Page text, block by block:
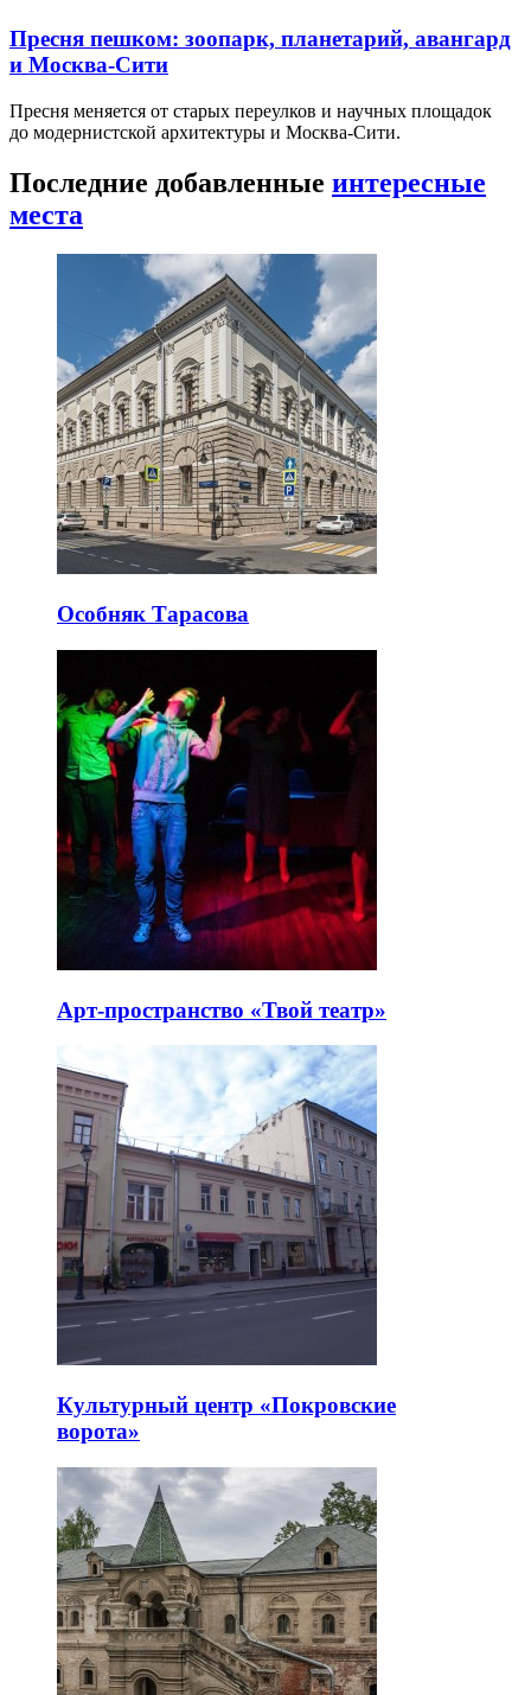
Пресня пешком: зоопарк, планетарий, авангард
и Москва-Сити
Пресня меняется от старых переулков и научных площадок
до модернистской архитектуры и Москва-Сити.
Последние добавленные интересные
места
Особняк Тарасова
Арт-пространство «Твой театр»
Культурный центр «Покровские
ворота»